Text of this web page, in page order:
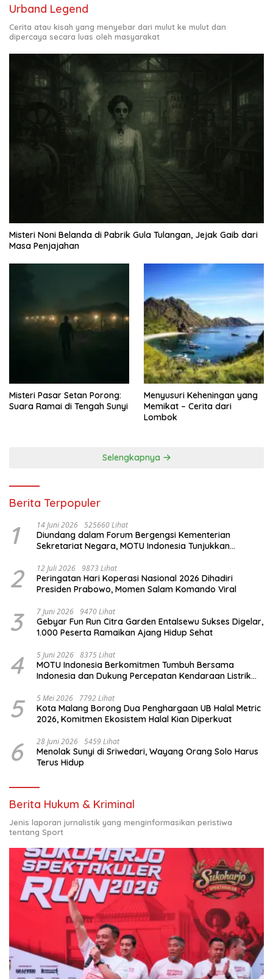
Urband Legend
Cerita atau kisah yang menyebar dari mulut ke mulut dan
dipercaya secara luas oleh masyarakat
Misteri Noni Belanda di Pabrik Gula Tulangan, Jejak Gaib dari
Masa Penjajahan
Misteri Pasar Setan Porong:
Suara Ramai di Tengah Sunyi
Menyusuri Keheningan yang
Memikat – Cerita dari
Lombok
Selengkapnya
Berita Terpopuler
1 14 Juni 2026 525660 Lihat
Diundang dalam Forum Bergengsi Kementerian
Sekretariat Negara, MOTU Indonesia Tunjukkan
2 12 Juli 2026 9873 Lihat
Peringatan Hari Koperasi Nasional 2026 Dihadiri
Presiden Prabowo, Momen Salam Komando Viral
3 7 Juni 2026 9470 Lihat
Gebyar Fun Run Citra Garden Entalsewu Sukses Digelar,
1.000 Peserta Ramaikan Ajang Hidup Sehat
4 5 Juni 2026 8375 Lihat
MOTU Indonesia Berkomitmen Tumbuh Bersama
Indonesia dan Dukung Percepatan Kendaraan Listrik
5 5 Mei 2026 7792 Lihat
Kota Malang Borong Dua Penghargaan UB Halal Metric
2026, Komitmen Ekosistem Halal Kian Diperkuat
6 28 Juni 2026 5459 Lihat
Menolak Sunyi di Sriwedari, Wayang Orang Solo Harus
Terus Hidup
Berita Hukum & Kriminal
Jenis laporan jurnalistik yang menginformasikan peristiwa
tentang Sport